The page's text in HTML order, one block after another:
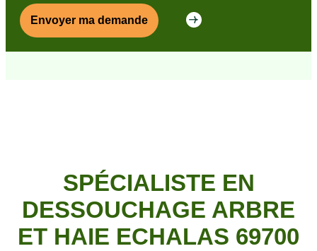
SPÉCIALISTE EN
DESSOUCHAGE ARBRE
ET HAIE ECHALAS 69700